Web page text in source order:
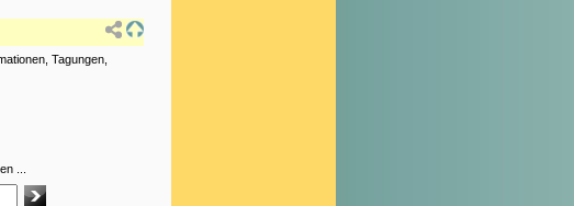
Tagungen,
...